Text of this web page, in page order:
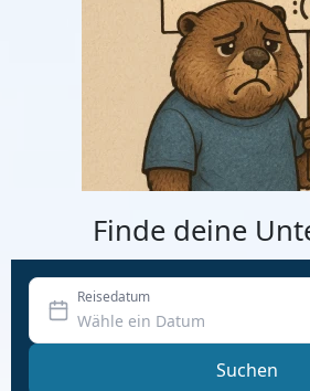
Finde deine
Reisedatum
Suchen